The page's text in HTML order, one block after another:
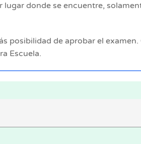
donde se encuentre,
posibilidad de aprobar el
Escuela.